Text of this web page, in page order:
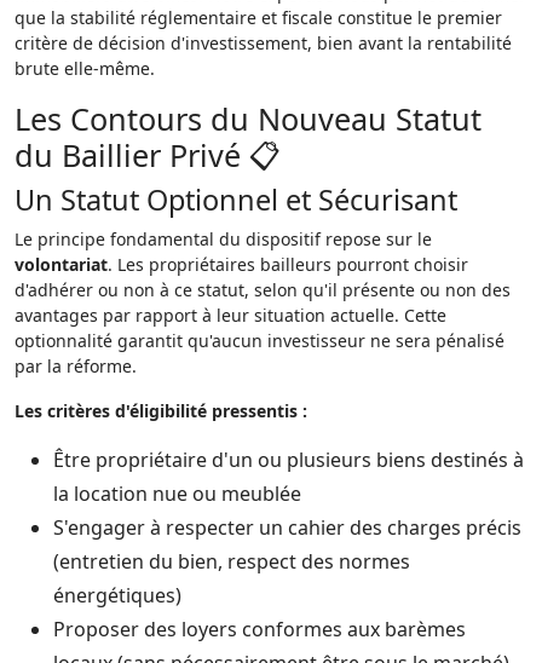
que la stabilité réglementaire et fiscale constitue le premier
critère de décision d'investissement, bien avant la rentabilité
brute elle-même.
Les Contours du Nouveau Statut
du Baillier Privé 📋
Un Statut Optionnel et Sécurisant
Le principe fondamental du dispositif repose sur le
volontariat. Les propriétaires bailleurs pourront choisir
d'adhérer ou non à ce statut, selon qu'il présente ou non des
avantages par rapport à leur situation actuelle. Cette
optionnalité garantit qu'aucun investisseur ne sera pénalisé
par la réforme.
Les critères d'éligibilité pressentis :
Être propriétaire d'un ou plusieurs biens destinés à
la location nue ou meublée
S'engager à respecter un cahier des charges précis
(entretien du bien, respect des normes
énergétiques)
Proposer des loyers conformes aux barèmes